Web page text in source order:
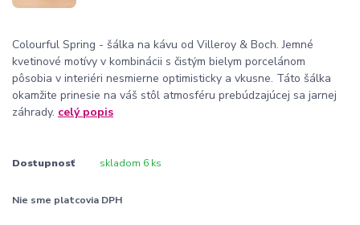
Colourful Spring - šálka na kávu od Villeroy & Boch. Jemné
kvetinové motívy v kombinácii s čistým bielym porcelánom
pôsobia v interiéri nesmierne optimisticky a vkusne. Táto šálka
okamžite prinesie na váš stôl atmosféru prebúdzajúcej sa jarnej
záhrady. celý popis
Dostupnosť skladom 6 ks
Nie sme platcovia DPH